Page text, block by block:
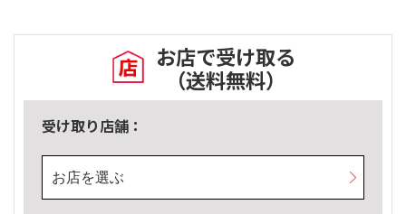
お店で受け取る
（送料無料）
受け取り店舗：
お店を選ぶ